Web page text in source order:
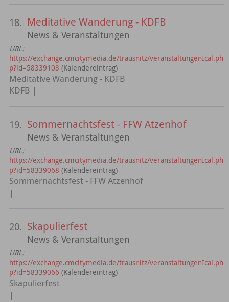
18. Meditative Wanderung - KDFB
News & Veranstaltungen
URL:
https://exchange.cmcitymedia.de/trausnitz/veranstaltungenIcal.ph
p?id=58339103 (Kalendereintrag)
Meditative Wanderung - KDFB
KDFB |
19. Sommernachtsfest - FFW Atzenhof
News & Veranstaltungen
URL:
https://exchange.cmcitymedia.de/trausnitz/veranstaltungenIcal.ph
p?id=58339068 (Kalendereintrag)
Sommernachtsfest - FFW Atzenhof
|
20. Skapulierfest
News & Veranstaltungen
URL:
https://exchange.cmcitymedia.de/trausnitz/veranstaltungenIcal.ph
p?id=58339066 (Kalendereintrag)
Skapulierfest
|